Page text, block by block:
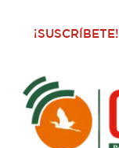
¡SUSCRÍBETE!